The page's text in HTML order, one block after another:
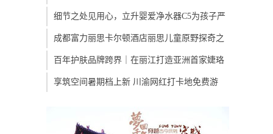
细节之处见用心，立升婴爱净水器C5为孩子严
成都富力丽思卡尔顿酒店丽思儿童原野探奇之
百年护肤品牌跨界｜在丽江打造亚洲首家婕珞
享筑空间暑期档上新 川渝网红打卡地免费游